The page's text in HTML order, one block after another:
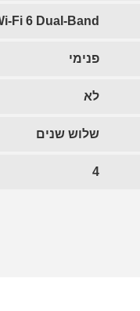
Fi 6 Dual-Band
פנימי
לא
שלוש שנים
4